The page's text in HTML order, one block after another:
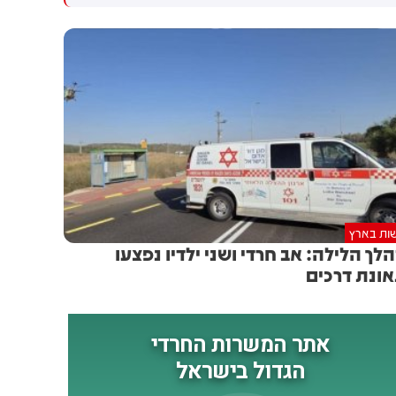
הנקודות. צה"ל לא יבצע נסיגה
הנשק הפחות כבד, כל הנשק.
ואנחנו מדברים על פירוק אמיתי,
לא פירוק פיקטיבי. עכשיו אנחנו
מדברים עם האמריקאים על
הנושא הזה. יש להם רעיונות,
חלק מהם מקובלים עלינו וחלק
לא מקובלים עלינו, ואנחנו יודעים
לעמוד מול הדברים האלה.
הוכחנו את זה בעבר ואנחנו
מוכיחים את זה גם היום. בנוסף,
נגד כוחותינו ונגד אזרחינו.
אמיתי של החמאס מנשקו״
בארץ
הלילה: אב חרדי ושני ילדיו נפצעו
דרכים